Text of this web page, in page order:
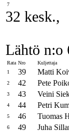
7
32 kesk.,
Lähtö n:o
Rata Nro Kuljettaja
1
39 Matti
2 42 Pete
3 43 Veini
4 44 Petri
5 46 Tuomas
6 49 Juha